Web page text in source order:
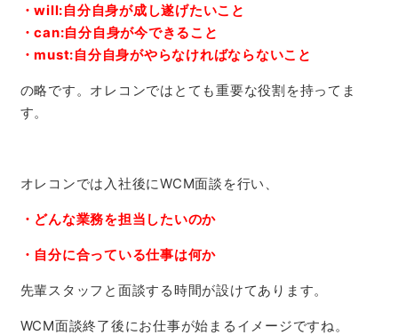
・will:自分自身が成し遂げたいこと
・can:自分自身が今できること
・must:自分自身がやらなければならないこと
の略です。オレコンではとても重要な役割を持ってま
す。
オレコンでは入社後にWCM面談を行い、
・どんな業務を担当したいのか
・自分に合っている仕事は何か
先輩スタッフと面談する時間が設けてあります。
WCM面談終了後にお仕事が始まるイメージですね。